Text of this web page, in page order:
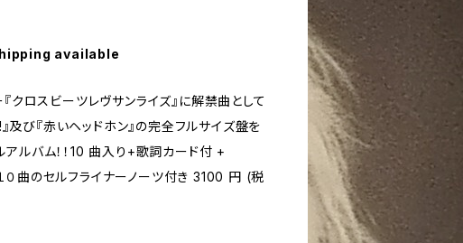
available
クロスビーツレヴサンライズ』に解禁曲として
及び『赤いヘッドホン』の完全フルサイズ盤を
ルバム！！10 曲入り+歌詞カード付 +
０曲のセルフライナーノーツ付き 3100 円 (税